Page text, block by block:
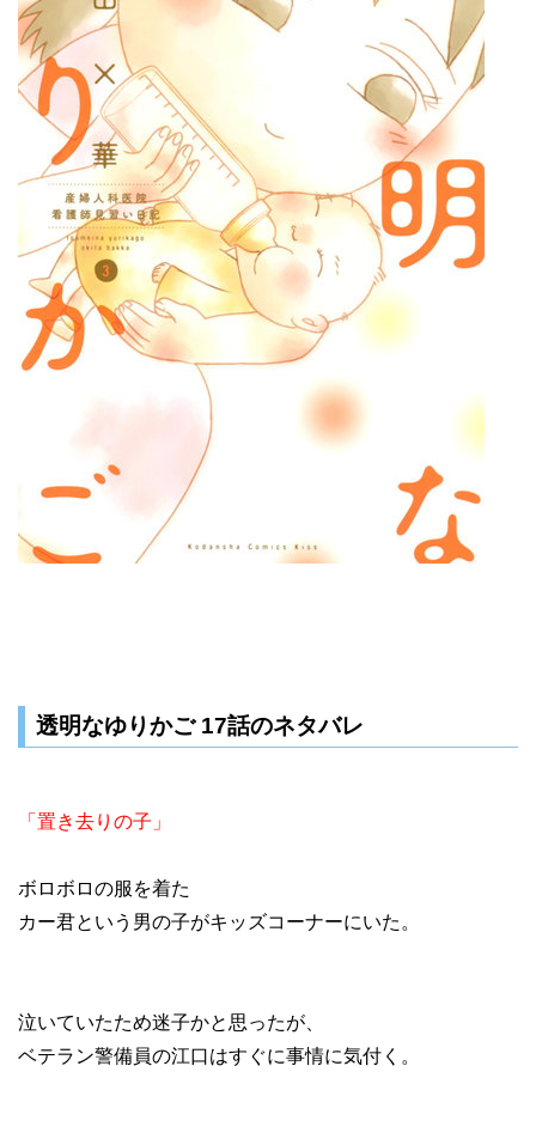
透明なゆりかご 17話のネタバレ
「置き去りの子」
ボロボロの服を着た
カー君という男の子がキッズコーナーにいた。
泣いていたため迷子かと思ったが、
ベテラン警備員の江口はすぐに事情に気付く。